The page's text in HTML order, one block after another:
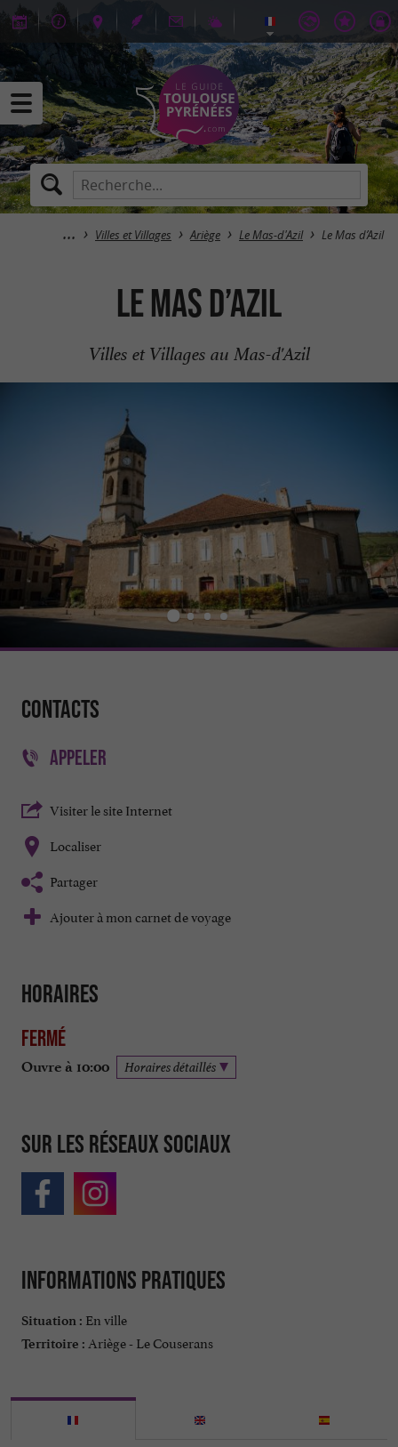
Villes et Villages Ariège Le Mas-d'Azil Le Mas d’Azil
Le Mas d’Azil
Villes et Villages au Mas-d'Azil
Contacts
APPELER
Visiter le site Internet
Localiser
Partager
Ajouter à mon carnet de voyage
Horaires
Fermé
Ouvre à 10:00 Horaires détaillés
Sur les réseaux sociaux
Informations pratiques
Situation : En ville
Territoire : Ariège - Le Couserans